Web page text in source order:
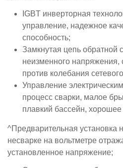
IGBT инверторная
управление, надежное
способность;
Замкнутая цепь обратной
неизменного напряжения,
против колебания
Управление
процесс сварки, малое
плавкий бассейн,
^Предварительная установка
несварке на вольтметре
установленное напряжение;